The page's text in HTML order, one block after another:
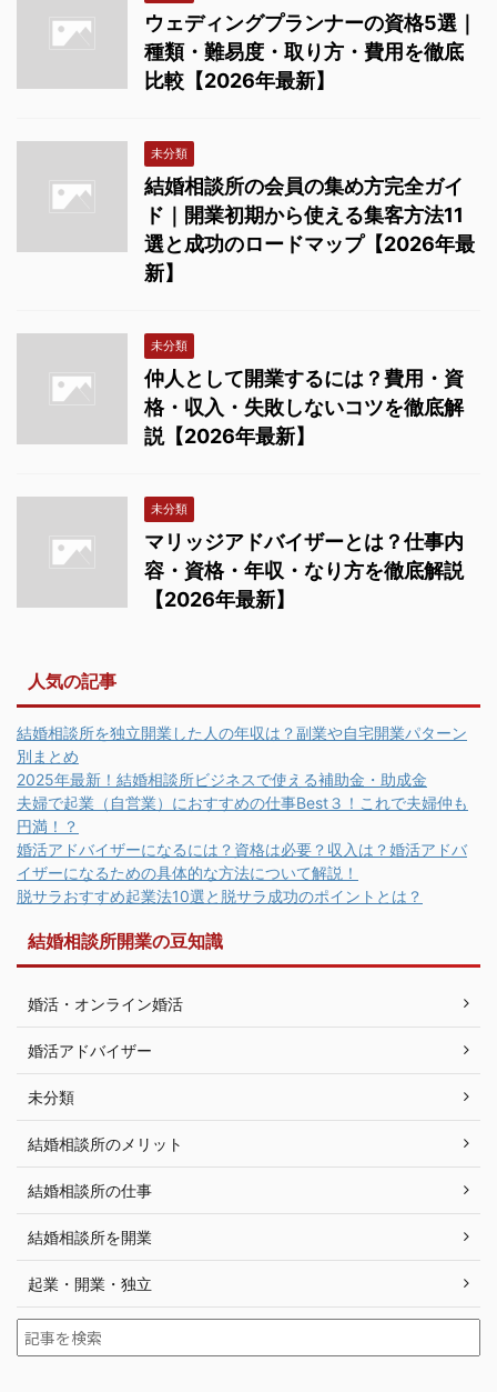
ウェディングプランナーの資格5選｜
種類・難易度・取り方・費用を徹底
比較【2026年最新】
未分類
結婚相談所の会員の集め方完全ガイ
ド｜開業初期から使える集客方法11
選と成功のロードマップ【2026年最
新】
未分類
仲人として開業するには？費用・資
格・収入・失敗しないコツを徹底解
説【2026年最新】
未分類
マリッジアドバイザーとは？仕事内
容・資格・年収・なり方を徹底解説
【2026年最新】
人気の記事
結婚相談所を独立開業した人の年収は？副業や自宅開業パターン
別まとめ
2025年最新！結婚相談所ビジネスで使える補助金・助成金
夫婦で起業（自営業）におすすめの仕事Best３！これで夫婦仲も
円満！？
婚活アドバイザーになるには？資格は必要？収入は？婚活アドバ
イザーになるための具体的な方法について解説！
脱サラおすすめ起業法10選と脱サラ成功のポイントとは？
結婚相談所開業の豆知識
婚活・オンライン婚活
婚活アドバイザー
未分類
結婚相談所のメリット
結婚相談所の仕事
結婚相談所を開業
起業・開業・独立